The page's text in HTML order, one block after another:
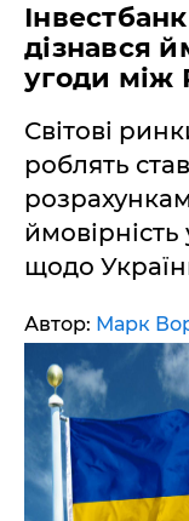
дізнався
угоди між
Світові
роблять
щодо
Автор: Марк